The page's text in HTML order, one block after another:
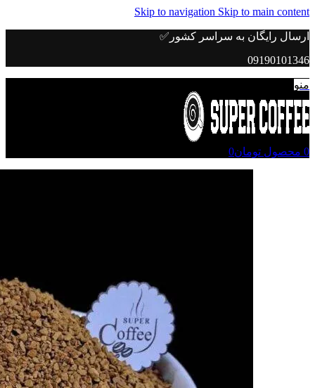
Skip to navigation Skip to main content
ارسال رایگان به سراسر کشور✅
09190101346
منو
0 محصول تومان0